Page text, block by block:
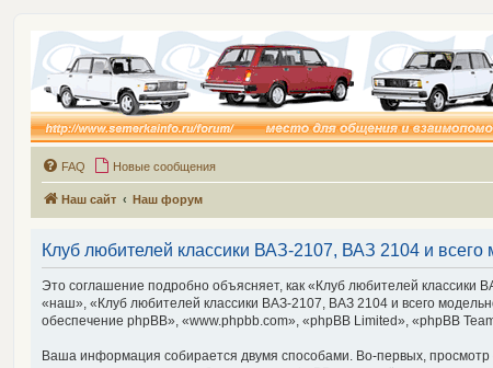
FAQ Новые сообщения
Наш сайт Наш форум
Клуб любителей классики ВАЗ-2107, ВАЗ 2104 и
Это соглашение подробно объясняет, как «Клуб любителей
«наш», «Клуб любителей классики ВАЗ-2107, ВАЗ 2104 и всего
обеспечение phpBB», «www.phpbb.com», «phpBB Limited», «phpBB
Ваша информация собирается двумя способами. Во-первых, просмотр